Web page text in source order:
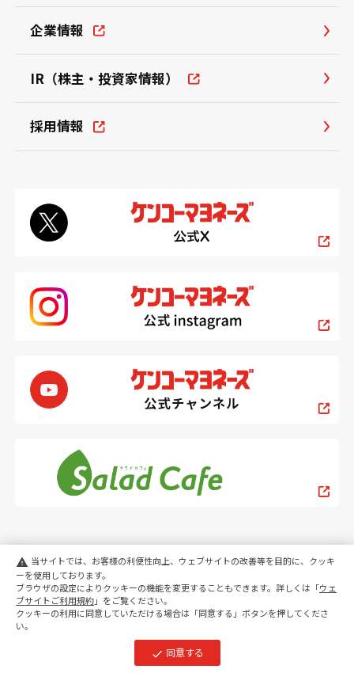
PC スマートフォン
企業情報
IR（株主・投資家情報）
採用情報
copyright KENKO Mayonnaise Co.,Ltd.All rights reserved.
warning 当サイトでは、お客様の利便性向上、ウェブサイトの改善等を目的に、クッキ
ーを使用しております。
ブラウザの設定によりクッキーの機能を変更することもできます。詳しくは「ウェ
ブサイトご利用規約」をご覧ください。
クッキーの利用に同意していただける場合は「同意する」ボタンを押してくださ
い。
check 同意する